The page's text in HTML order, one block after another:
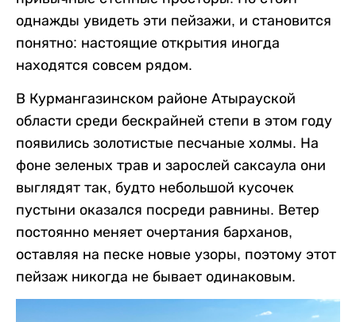
однажды увидеть эти пейзажи, и становится
понятно: настоящие открытия иногда
находятся совсем рядом.
В Курмангазинском районе Атырауской
области среди бескрайней степи в этом году
появились золотистые песчаные холмы. На
фоне зеленых трав и зарослей саксаула они
выглядят так, будто небольшой кусочек
пустыни оказался посреди равнины. Ветер
постоянно меняет очертания барханов,
оставляя на песке новые узоры, поэтому этот
пейзаж никогда не бывает одинаковым.